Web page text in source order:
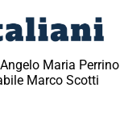
Maria Perrino
Marco Scotti